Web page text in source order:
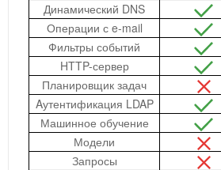
Динамический DNS
Операции с e-mail
Фильтры событий
HTTP-сервер
Планировщик задач
Aутентификация LDAP
Машинное обучение
Модели
Запросы